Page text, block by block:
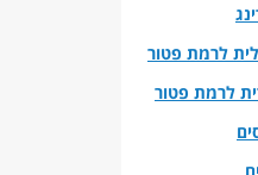
לרמת פטור
לרמת פטור